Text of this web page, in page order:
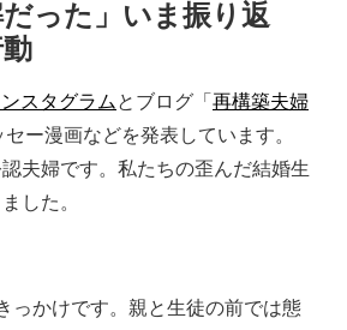
だった」いま振り返
スタグラム とブログ「 再構築夫婦
セー漫画などを発表しています。
夫婦です。私たちの歪んだ結婚生
した。
っかけです。親と生徒の前では態